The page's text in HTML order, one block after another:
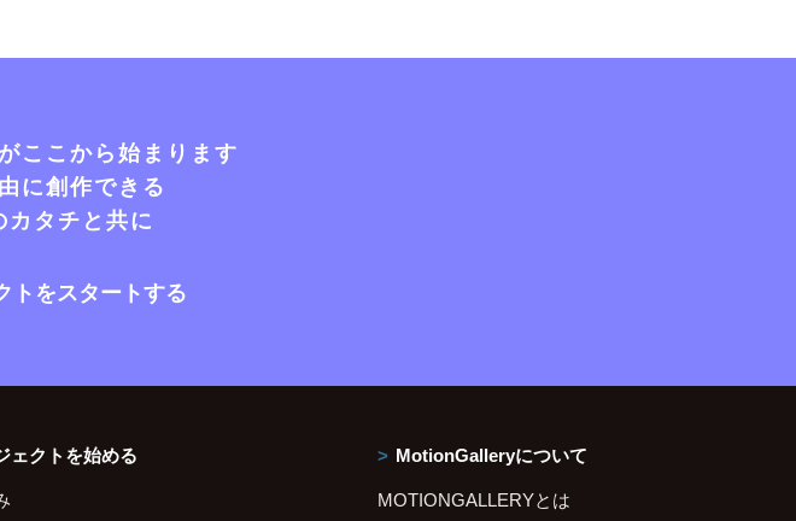
ここから始まります
に創作できる
タチと共に
トをスタートする
ェクトを始める
MotionGalleryについて
MOTIONGALLERYとは